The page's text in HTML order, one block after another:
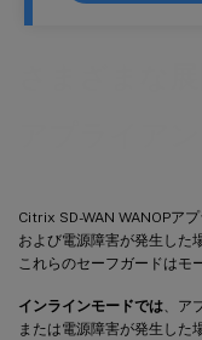
Citrix SD-WAN WANOPア
および電源障害が発生した
これらのセーフガードはモ
インラインモードでは 、
または電源障害が発生した